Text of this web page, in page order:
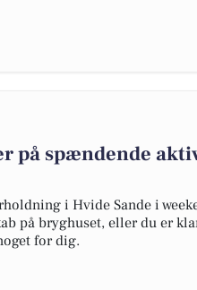
på spændende
i Hvide Sande i
på bryghuset, eller du er
for dig.